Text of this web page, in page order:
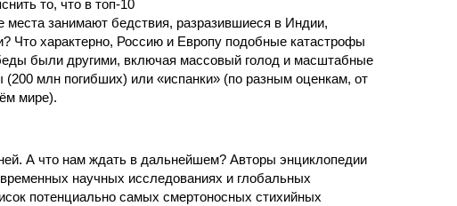
то, что в топ-10
места занимают бедствия, разразившиеся в Индии,
Что характерно, Россию и Европу подобные катастрофы
были другими, включая массовый голод и масштабные
млн погибших) или «испанки» (по разным оценкам, от
мире).
А что нам ждать в дальнейшем? Авторы энциклопедии
научных исследованиях и глобальных
потенциально самых смертоносных стихийных